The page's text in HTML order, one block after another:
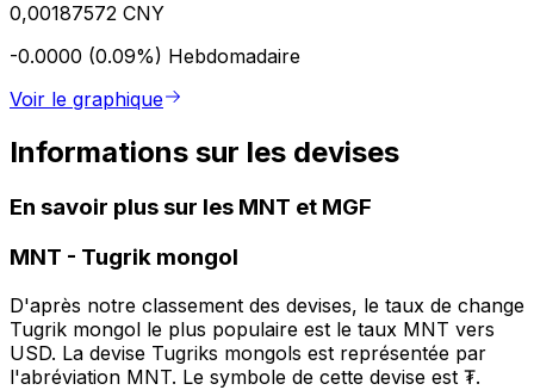
0,00187572 CNY
-0.0000 (0.09%) Hebdomadaire
Voir le graphique
Informations sur les devises
En savoir plus sur les MNT et MGF
MNT - Tugrik mongol
D'après notre classement des devises, le taux de change
Tugrik mongol le plus populaire est le taux MNT vers
USD. La devise Tugriks mongols est représentée par
l'abréviation MNT. Le symbole de cette devise est ₮.